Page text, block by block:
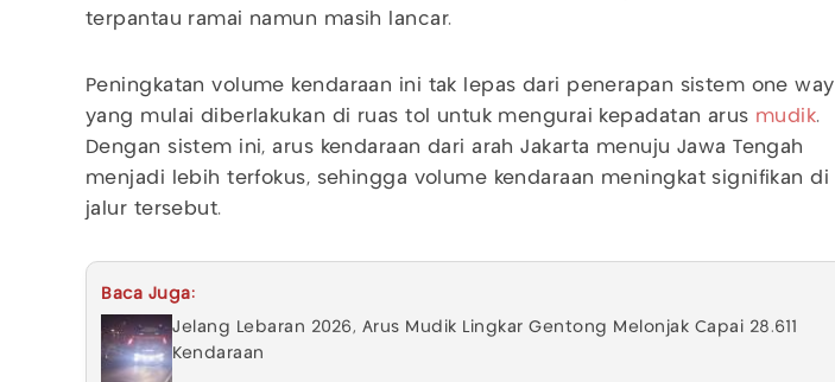
terpantau ramai namun masih lancar.
Peningkatan volume kendaraan ini tak lepas dari penerapan sistem one way
yang mulai diberlakukan di ruas tol untuk mengurai kepadatan arus mudik.
Dengan sistem ini, arus kendaraan dari arah Jakarta menuju Jawa Tengah
menjadi lebih terfokus, sehingga volume kendaraan meningkat signifikan di
jalur tersebut.
Baca Juga:
Jelang Lebaran 2026, Arus Mudik Lingkar Gentong Melonjak Capai 28.611
Kendaraan